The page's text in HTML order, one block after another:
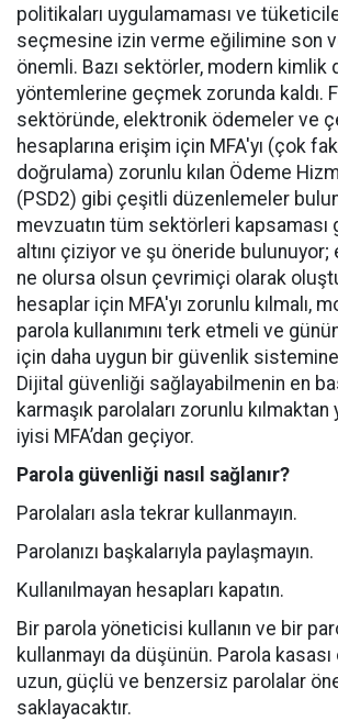
politikaları uygulamaması ve
seçmesine izin verme eğilimine son
önemli. Bazı sektörler, modern kimlik
yöntemlerine geçmek zorunda kaldı.
sektöründe, elektronik ödemeler ve
hesaplarına erişim için MFA'yı (çok
doğrulama) zorunlu kılan Ödeme
(PSD2) gibi çeşitli düzenlemeler
mevzuatın tüm sektörleri kapsaması
altını çiziyor ve şu öneride
ne olursa olsun çevrimiçi olarak
hesaplar için MFA'yı zorunlu kılmalı,
parola kullanımını terk etmeli ve
için daha uygun bir güvenlik
Dijital güvenliği sağlayabilmenin en
karmaşık parolaları zorunlu kılmaktan
iyisi MFA’dan geçiyor.
Parola güvenliği nasıl sağlanır?
Parolaları asla tekrar kullanmayın.
Parolanızı başkalarıyla paylaşmayın.
Kullanılmayan hesapları kapatın.
Bir parola yöneticisi kullanın ve bir
kullanmayı da düşünün. Parola
uzun, güçlü ve benzersiz parolalar
saklayacaktır.